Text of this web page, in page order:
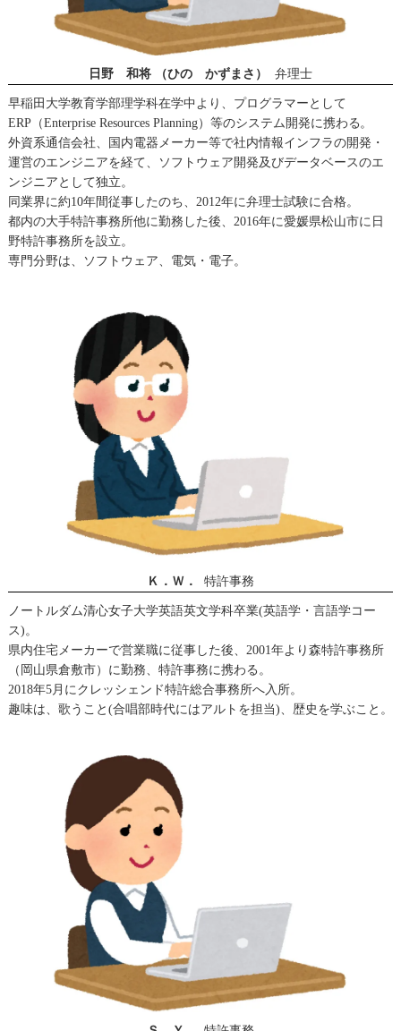
日野 和将 （ひの かずまさ） 弁理士
早稲田大学教育学部理学科在学中より、プログラマーとして
ERP（Enterprise Resources Planning）等のシステム開発に携わる。
外資系通信会社、国内電器メーカー等で社内情報インフラの開発・
運営のエンジニアを経て、ソフトウェア開発及びデータベースのエ
ンジニアとして独立。
同業界に約10年間従事したのち、2012年に弁理士試験に合格。
都内の大手特許事務所他に勤務した後、2016年に愛媛県松山市に日
野特許事務所を設立。
専門分野は、ソフトウェア、電気・電子。
Ｋ．Ｗ． 特許事務
ノートルダム清心女子大学英語英文学科卒業(英語学・言語学コー
ス)。
県内住宅メーカーで営業職に従事した後、2001年より森特許事務所
（岡山県倉敷市）に勤務、特許事務に携わる。
2018年5月にクレッシェンド特許総合事務所へ入所。
趣味は、歌うこと(合唱部時代にはアルトを担当)、歴史を学ぶこと。